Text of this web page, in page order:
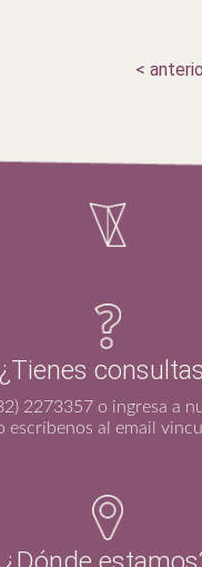
<
¿Tienes
2273357 o ingresa a
escríbenos al email